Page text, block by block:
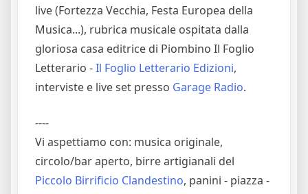
live (Fortezza Vecchia, Festa Europea della
Musica...), rubrica musicale ospitata dalla
gloriosa casa editrice di Piombino Il Foglio
Letterario -Il Foglio Letterario Edizioni,
interviste e live set presso Garage Radio.
----
Vi aspettiamo con: musica originale,
circolo/bar aperto, birre artigianali del
Piccolo Birrificio Clandestino, panini - piazza -